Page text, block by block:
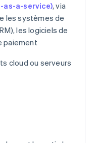
as-a-service), via
les systèmes de
les logiciels de
paiement
cloud ou serveurs